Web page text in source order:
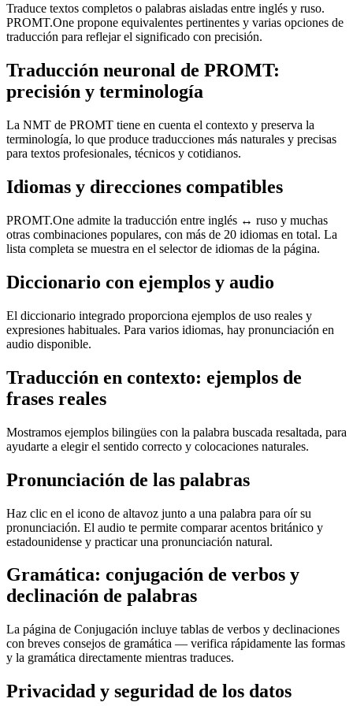
Traduce textos completos o palabras aisladas entre inglés y ruso.
PROMT.One propone equivalentes pertinentes y varias opciones de
traducción para reflejar el significado con precisión.
Traducción neuronal de PROMT:
precisión y terminología
La NMT de PROMT tiene en cuenta el contexto y preserva la
terminología, lo que produce traducciones más naturales y precisas
para textos profesionales, técnicos y cotidianos.
Idiomas y direcciones compatibles
PROMT.One admite la traducción entre inglés ↔ ruso y muchas
otras combinaciones populares, con más de 20 idiomas en total. La
lista completa se muestra en el selector de idiomas de la página.
Diccionario con ejemplos y audio
El diccionario integrado proporciona ejemplos de uso reales y
expresiones habituales. Para varios idiomas, hay pronunciación en
audio disponible.
Traducción en contexto: ejemplos de
frases reales
Mostramos ejemplos bilingües con la palabra buscada resaltada, para
ayudarte a elegir el sentido correcto y colocaciones naturales.
Pronunciación de las palabras
Haz clic en el icono de altavoz junto a una palabra para oír su
pronunciación. El audio te permite comparar acentos británico y
estadounidense y practicar una pronunciación natural.
Gramática: conjugación de verbos y
declinación de palabras
La página de Conjugación incluye tablas de verbos y declinaciones
con breves consejos de gramática — verifica rápidamente las formas
y la gramática directamente mientras traduces.
Privacidad y seguridad de los datos